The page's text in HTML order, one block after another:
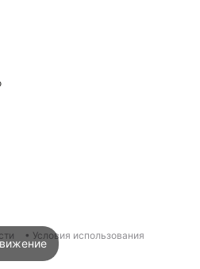
• Условия использования